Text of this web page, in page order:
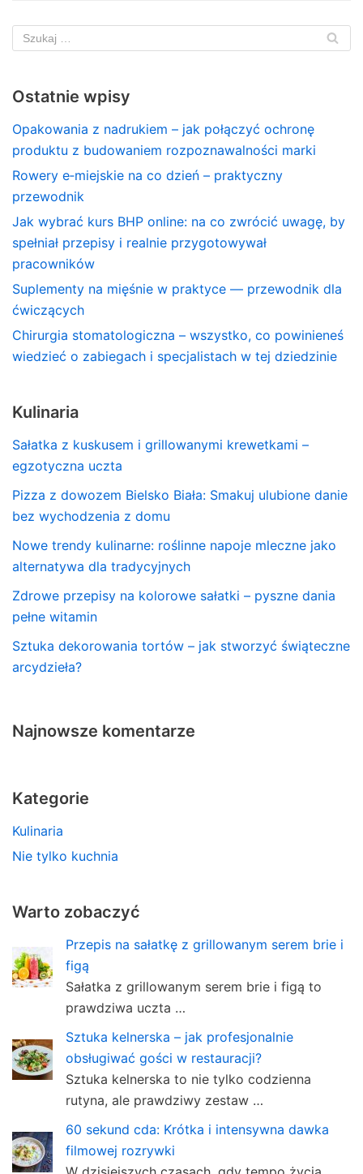
Ostatnie wpisy
Opakowania z nadrukiem – jak połączyć ochronę
produktu z budowaniem rozpoznawalności marki
Rowery e‑miejskie na co dzień – praktyczny
przewodnik
Jak wybrać kurs BHP online: na co zwrócić uwagę, by
spełniał przepisy i realnie przygotowywał
pracowników
Suplementy na mięśnie w praktyce — przewodnik dla
ćwiczących
Chirurgia stomatologiczna – wszystko, co powinieneś
wiedzieć o zabiegach i specjalistach w tej dziedzinie
Kulinaria
Sałatka z kuskusem i grillowanymi krewetkami –
egzotyczna uczta
Pizza z dowozem Bielsko Biała: Smakuj ulubione danie
bez wychodzenia z domu
Nowe trendy kulinarne: roślinne napoje mleczne jako
alternatywa dla tradycyjnych
Zdrowe przepisy na kolorowe sałatki – pyszne dania
pełne witamin
Sztuka dekorowania tortów – jak stworzyć świąteczne
arcydzieła?
Najnowsze komentarze
Kategorie
Kulinaria
Nie tylko kuchnia
Warto zobaczyć
Przepis na sałatkę z grillowanym serem brie i
figą
Sałatka z grillowanym serem brie i figą to
prawdziwa uczta …
Sztuka kelnerska – jak profesjonalnie
obsługiwać gości w restauracji?
Sztuka kelnerska to nie tylko codzienna
rutyna, ale prawdziwy zestaw …
60 sekund cda: Krótka i intensywna dawka
filmowej rozrywki